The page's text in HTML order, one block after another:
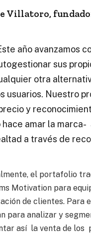
Villatoro,
año avanzamos
sus
otra
usuarios. Nuestro
y
hace amar la
a través de
el portafolio
Motivation para
de clientes. Para
para analizar y
así la venta de los